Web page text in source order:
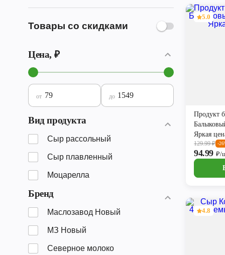
Товары со скидками
Цена, ₽
от до
Вид продукта
Сыр рассольный
Сыр плавленный
Моцарелла
Бренд
Маслозавод Новый
МЗ Новый
Северное молоко
5.0
Продукт
Яркая
129.99₽ -
94.99 ₽/
4.8